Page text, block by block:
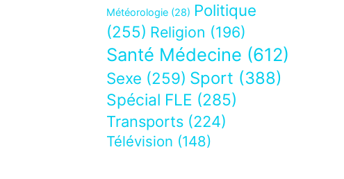
Météorologie (28) Politique
(255) Religion (196)
Santé Médecine (612)
Sexe (259) Sport (388)
Spécial FLE (285)
Transports (224)
Télévision (148)